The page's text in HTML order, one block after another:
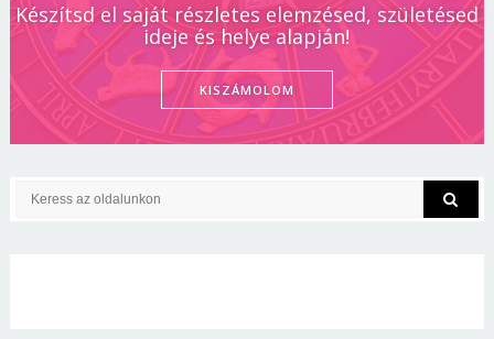
Készítsd el saját részletes elemzésed, születésed
ideje és helye alapján!
KISZÁMOLOM